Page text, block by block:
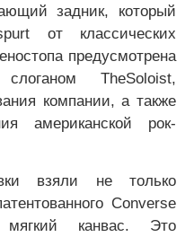
задник, который
от классических
предусмотрена
TheSoloist,
компании, а также
американской рок-
взяли не только
Converse
канвас. Это